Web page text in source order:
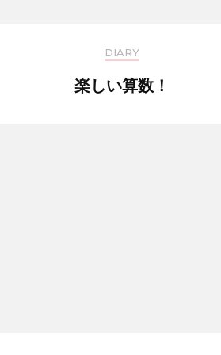
DIARY
楽しい算数！